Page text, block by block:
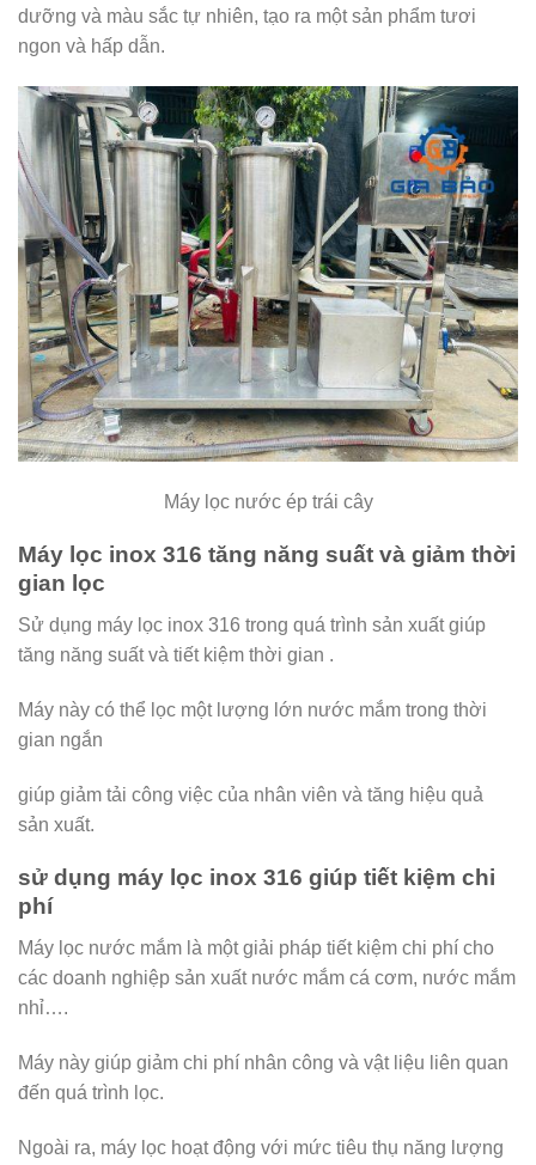
dưỡng và màu sắc tự nhiên, tạo ra một sản phẩm tươi
ngon và hấp dẫn.
Máy lọc nước ép trái cây
Máy lọc inox 316 tăng năng suất và giảm thời
gian lọc
Sử dụng máy lọc inox 316 trong quá trình sản xuất giúp
tăng năng suất và tiết kiệm thời gian .
Máy này có thể lọc một lượng lớn nước mắm trong thời
gian ngắn
giúp giảm tải công việc của nhân viên và tăng hiệu quả
sản xuất.
sử dụng máy lọc inox 316 giúp tiết kiệm chi
phí
Máy lọc nước mắm là một giải pháp tiết kiệm chi phí cho
các doanh nghiệp sản xuất nước mắm cá cơm, nước mắm
nhỉ….
Máy này giúp giảm chi phí nhân công và vật liệu liên quan
đến quá trình lọc.
Ngoài ra, máy lọc hoạt động với mức tiêu thụ năng lượng